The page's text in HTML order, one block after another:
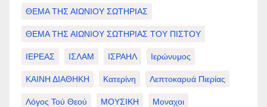
ΘΕΜΑ ΤΗΣ ΑΙΩΝΙΟΥ ΣΩΤΗΡΙΑΣ
ΘΕΜΑ ΤΗΣ ΑΙΩΝΙΟΥ ΣΩΤΗΡΙΑΣ ΤΟΥ ΠΙΣΤΟΥ
ΙΕΡΕΑΣ ΙΣΛΑΜ ΙΣΡΑΗΛ Ιερώνυμος
ΚΑΙΝΗ ΔΙΑΘΗΚΗ Κατερίνη Λεπτοκαρυά Πιερίας
Λόγος Τού Θεού ΜΟΥΣΙΚΗ Μοναχοι